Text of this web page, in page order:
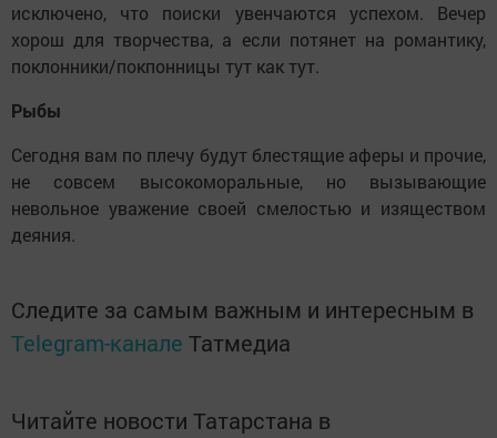
исключено, что поиски увенчаются успехом. Вечер
хорош для творчества, а если потянет на романтику,
поклонники/покпонницы тут как тут.
Рыбы
Сегодня вам по плечу будут блестящие аферы и прочие,
не совсем высокоморальные, но вызывающие
невольное уважение своей смелостью и изяществом
деяния.
Следите за самым важным и интересным в
Telegram-канале Татмедиа
Читайте новости Татарстана в